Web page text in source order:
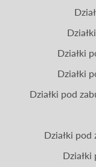
Działki
Działki
Działki pod
Działki